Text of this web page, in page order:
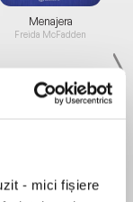
- mici fișiere
Menajera
Freida McFadden
Migdală